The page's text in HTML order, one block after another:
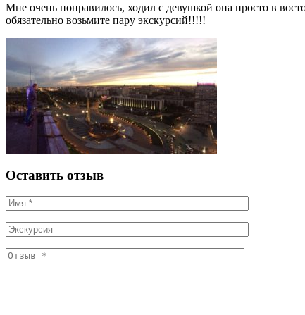
Мне очень понравилось, ходил с девушкой она просто в
обязательно возьмите пару экскурсий!!!!!
Оставить отзыв